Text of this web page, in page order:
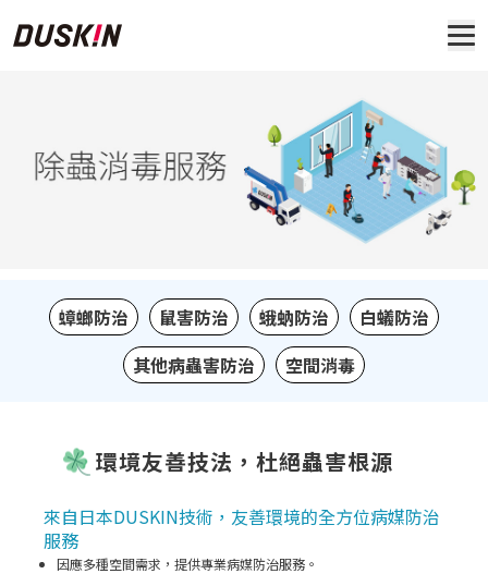
蟑螂防治 鼠害防治 蛾蚋防治
白蟻防治
其他病蟲害防治
空間消毒
環境友善技法，杜絕蟲害根源
來自日本DUSKIN技術，友善環境的全方位病媒防治
服務
因應多種空間需求，提供專業病媒防治服務。